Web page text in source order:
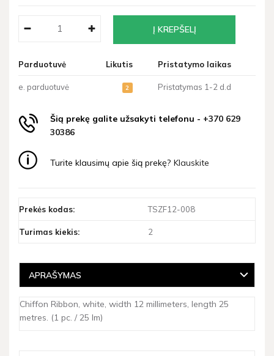
Parduotuvė Likutis Pristatymo laikas
e. parduotuvė 2 Pristatymas 1-2 d.d
Šią prekę galite užsakyti telefonu - +370 629
30386
Turite klausimų apie šią prekę? Klauskite
Prekės kodas: TSZF12-008
Turimas kiekis: 2
APRAŠYMAS
Chiffon Ribbon, white, width 12 millimeters, length 25
metres. (1 pc. / 25 lm)